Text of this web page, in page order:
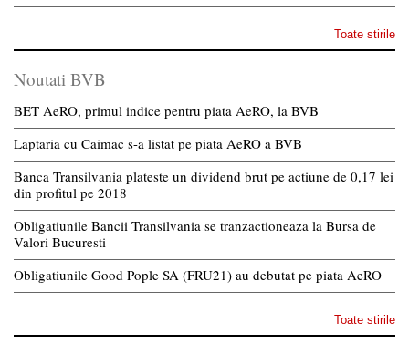
Toate stirile
Noutati BVB
BET AeRO, primul indice pentru piata AeRO, la BVB
Laptaria cu Caimac s-a listat pe piata AeRO a BVB
Banca Transilvania plateste un dividend brut pe actiune de 0,17 lei
din profitul pe 2018
Obligatiunile Bancii Transilvania se tranzactioneaza la Bursa de
Valori Bucuresti
Obligatiunile Good Pople SA (FRU21) au debutat pe piata AeRO
Toate stirile